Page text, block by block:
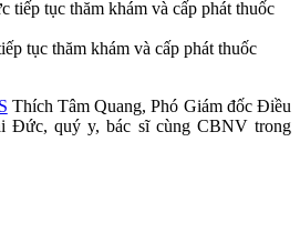
tục thăm khám và cấp phát thuốc
Thích Tâm Quang, Phó Giám đốc Điều
Đức, quý y, bác sĩ cùng CBNV trong